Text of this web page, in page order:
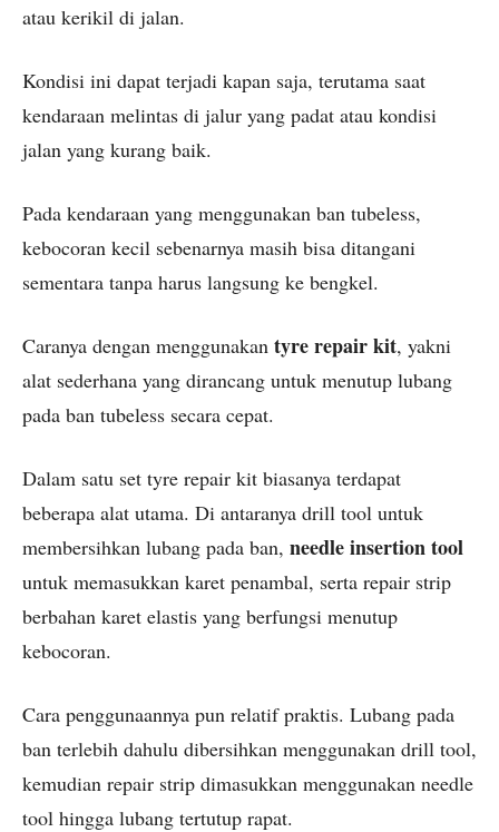
atau kerikil di jalan.
Kondisi ini dapat terjadi kapan saja, terutama saat
kendaraan melintas di jalur yang padat atau kondisi
jalan yang kurang baik.
Pada kendaraan yang menggunakan ban tubeless,
kebocoran kecil sebenarnya masih bisa ditangani
sementara tanpa harus langsung ke bengkel.
Caranya dengan menggunakan tyre repair kit, yakni
alat sederhana yang dirancang untuk menutup lubang
pada ban tubeless secara cepat.
Dalam satu set tyre repair kit biasanya terdapat
beberapa alat utama. Di antaranya drill tool untuk
membersihkan lubang pada ban, needle insertion tool
untuk memasukkan karet penambal, serta repair strip
berbahan karet elastis yang berfungsi menutup
kebocoran.
Cara penggunaannya pun relatif praktis. Lubang pada
ban terlebih dahulu dibersihkan menggunakan drill tool,
kemudian repair strip dimasukkan menggunakan needle
tool hingga lubang tertutup rapat.